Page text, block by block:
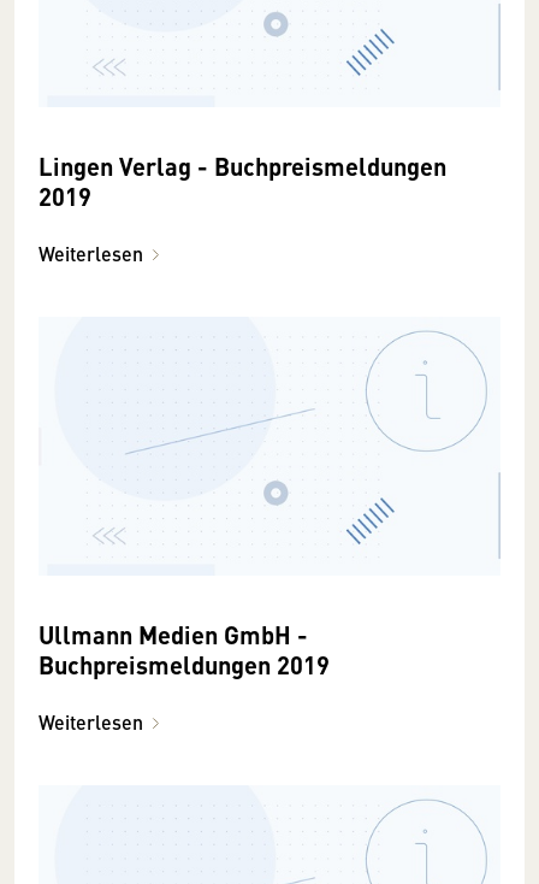
Lingen Verlag - Buchpreismeldungen
2019
Weiterlesen
Ullmann Medien GmbH -
Buchpreismeldungen 2019
Weiterlesen